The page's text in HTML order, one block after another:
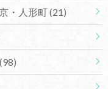
・人形町(21)
(98)